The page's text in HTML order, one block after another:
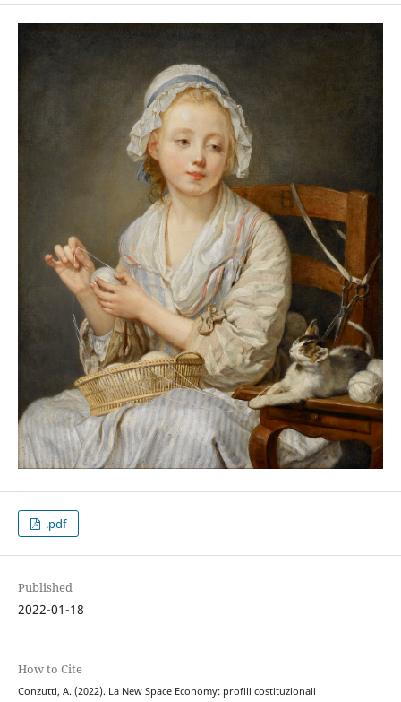
.pdf
Published
2022-01-18
How to Cite
Conzutti, A. (2022). La New Space Economy: profili costituzionali